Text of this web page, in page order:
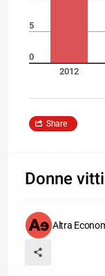
5
0
2012
Share
Donne
Altra